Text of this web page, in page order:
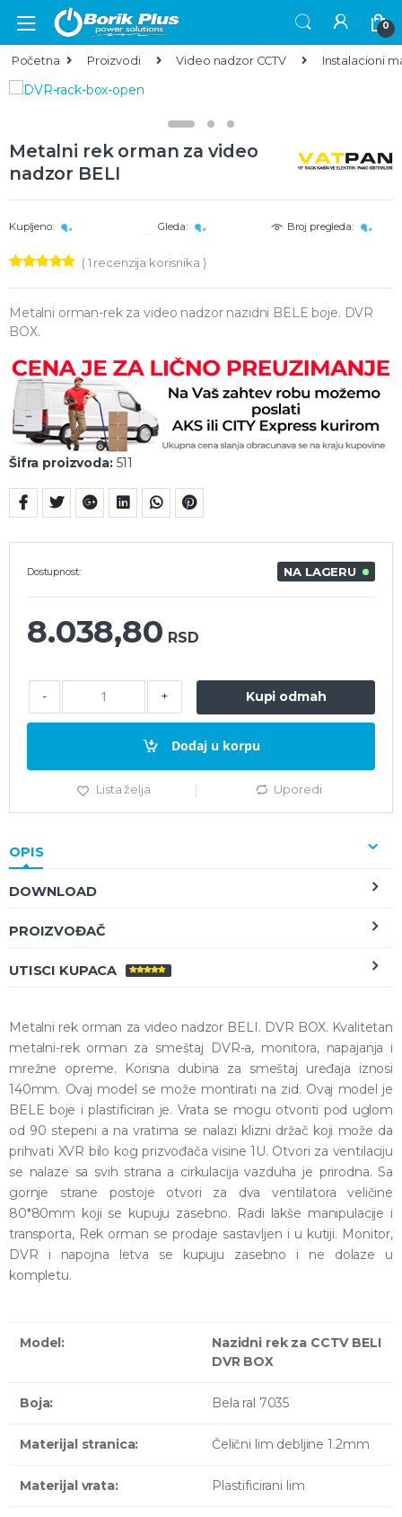
Skip to navigation
Skip to content
0
Početna Proizvodi Video nadzor CCTV Instalacioni
Metalni rek orman za video
nadzor BELI
Kupljeno: Gleda: Broj pregleda:
5.00od 5 na
osnovu
ocene kupca
(1 recenzija korisnika )
Metalni orman-rek za video nadzor nazidni BELE boje. DVR
BOX.
Šifra proizvoda: 511
Dostupnost: NA LAGERU
8.038,80 RSD
- +
Dodaj u korpu
Kupi odmah
Lista želja Uporedi
OPIS
DOWNLOAD
PROIZVOĐAČ
UTISCI KUPACA
Metalni rek orman za video nadzor BELI. DVR BOX. Kvalitetan
metalni-rek orman za smeštaj DVR-a, monitora, napajanja i
mrežne opreme. Korisna dubina za smeštaj uređaja iznosi
140mm. Ovaj model se može montirati na zid. Ovaj model je
BELE boje i plastificiran je. Vrata se mogu otvoriti pod uglom
od 90 stepeni a na vratima se nalazi klizni držač koji može da
prihvati XVR bilo kog prizvođača visine 1U. Otvori za ventilaciju
se nalaze sa svih strana a cirkulacija vazduha je prirodna. Sa
gornje strane postoje otvori za dva ventilatora veličine
80*80mm koji se kupuju zasebno. Radi lakše manipulacije i
transporta, Rek orman se prodaje sastavljen i u kutiji. Monitor,
DVR i napojna letva se kupuju zasebno i ne dolaze u
kompletu.
Model:
Nazidni rek za CCTV BELI
DVR BOX
Boja: Bela ral 7035
Materijal stranica: Čelični lim debljine 1.2mm
Materijal vrata: Plastificirani lim